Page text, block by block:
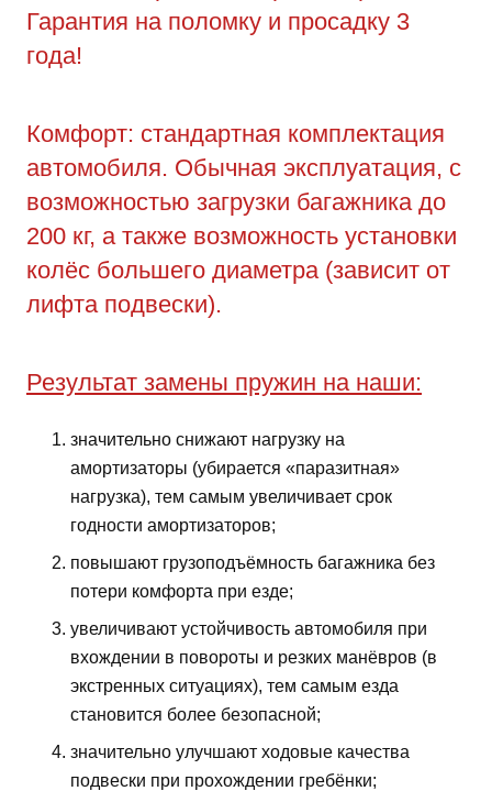
Гарантия на поломку и просадку 3
года!
Комфорт: стандартная комплектация
автомобиля. Обычная эксплуатация, с
возможностью загрузки багажника до
200 кг, а также возможность установки
колёс большего диаметра (зависит от
лифта подвески).
Результат замены пружин на наши:
значительно снижают нагрузку на
амортизаторы (убирается «паразитная»
нагрузка), тем самым увеличивает срок
годности амортизаторов;
повышают грузоподъёмность багажника без
потери комфорта при езде;
увеличивают устойчивость автомобиля при
вхождении в повороты и резких манёвров (в
экстренных ситуациях), тем самым езда
становится более безопасной;
значительно улучшают ходовые качества
подвески при прохождении гребёнки;